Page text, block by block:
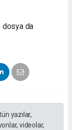
dosya da
yazılar,
videolar,